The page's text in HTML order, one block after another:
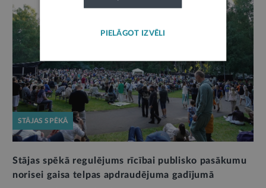
STĀJAS SPĒKĀ
Stājas spēkā regulējums rīcībai publisko pasākumu
norisei gaisa telpas apdraudējuma gadījumā
PIELĀGOT IZVĒLI